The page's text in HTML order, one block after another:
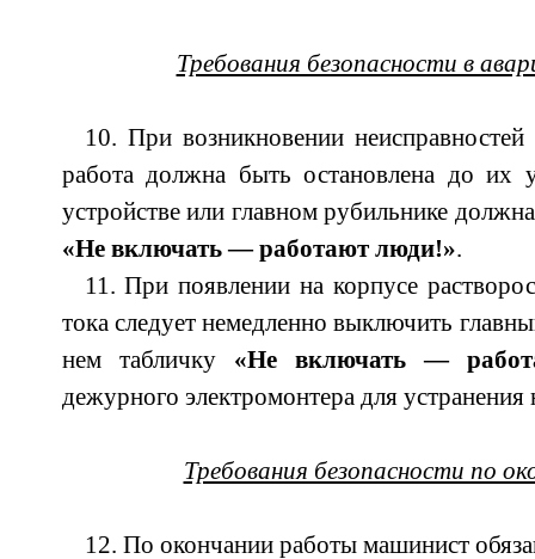
Требования безопасности в
10. При возникновении неисправностей
работа должна быть остановлена до их
устройстве или главном рубильнике
«Не включать — работают люди!».
11. При появлении на корпусе
тока следует немедленно выключить
нем табличку «Не включать —
дежурного электромонтера для устранения
Требования безопасности по
12. По окончании работы машинист